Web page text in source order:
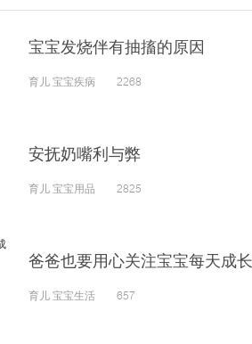
宝宝发烧伴有抽搐的原因
育儿 宝宝疾病 2268
安抚奶嘴利与弊
育儿 宝宝用品 2825
爸爸也要用心关注宝宝每天成长
育儿 宝宝生活 657